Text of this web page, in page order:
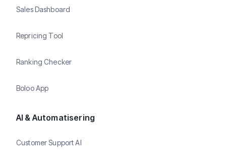
Sales Dashboard
Repricing Tool
Ranking Checker
Boloo App
AI & Automatisering
Customer Support AI